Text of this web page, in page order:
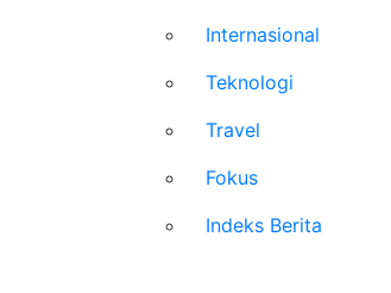
Internasional
Teknologi
Travel
Fokus
Indeks Berita